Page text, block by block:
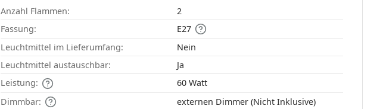
Anzahl Flammen:
2
Fassung:
E27
Leuchtmittel im Lieferumfang:
Nein
Leuchtmittel austauschbar:
Ja
Leistung:
60 Watt
Dimmbar:
externen Dimmer (Nicht Inklusive)